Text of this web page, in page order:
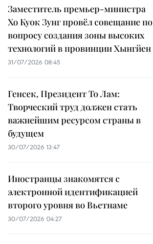
Заместитель премьер-министра
Хо Куок Зунг провёл совещание по
вопросу создания зоны высоких
технологий в провинции Хынгйен
31/07/2026 08:45
Генсек, Президент То Лам:
Творческий труд должен стать
важнейшим ресурсом страны в
будущем
30/07/2026 13:47
Иностранцы знакомятся с
электронной идентификацией
второго уровня во Вьетнаме
30/07/2026 04:27